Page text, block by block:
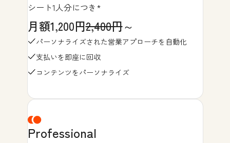
シート1人分につき*
月額1,200円2,400円～
パーソナライズされた営業アプローチを自動化
支払いを即座に回収
コンテンツをパーソナライズ
Professional